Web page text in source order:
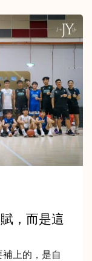
，而是這
上的，是自